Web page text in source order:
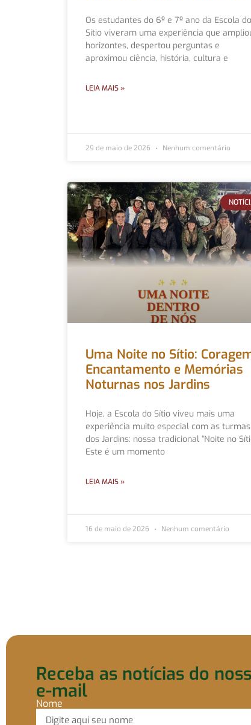
Os estudantes do 6º e 7º ano da Escola do
Sítio viveram uma experiência que
horizontes, despertou perguntas e
aproximou ciência, história, cultura e
LEIA MAIS »
29 de maio de 2026 Nenhum comentário
Uma Noite no Sítio:
Encantamento e Memórias
Noturnas nos Jardins
Hoje, a Escola do Sítio viveu mais uma
experiência muito especial com as turmas
dos Jardins: nossa tradicional “Noite no
Este é um momento
LEIA MAIS »
16 de maio de 2026 Nenhum comentário
Receba as notícias do
e-mail
Nome